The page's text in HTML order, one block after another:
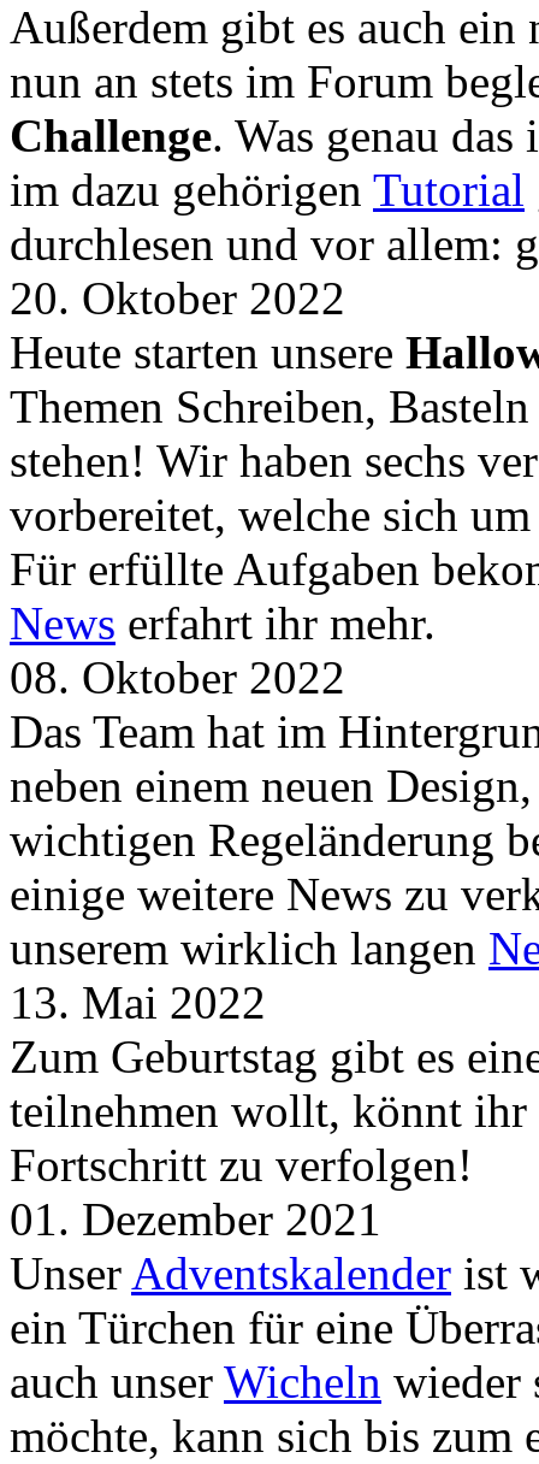
Außerdem gibt es auch ein
nun an stets im Forum
Challenge. Was genau
im dazu gehörigen Tutorial
durchlesen und vor allem:
20. Oktober 2022
Heute starten unsere
Themen Schreiben,
stehen! Wir haben sechs
vorbereitet, welche sich
Für erfüllte Aufgaben
News erfahrt ihr mehr.
08. Oktober 2022
Das Team hat im
neben einem neuen
wichtigen Regeländerung
einige weitere News zu
unserem wirklich langen
13. Mai 2022
Zum Geburtstag gibt es
teilnehmen wollt, könnt
Fortschritt zu verfolgen!
01. Dezember 2021
Unser Adventskalender ist
ein Türchen für eine
auch unser Wicheln wieder
möchte, kann sich bis